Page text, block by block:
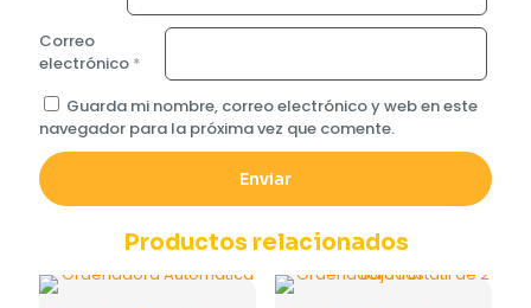
Correo
electrónico *
Guarda mi nombre, correo electrónico y web en este
navegador para la próxima vez que comente.
Productos relacionados